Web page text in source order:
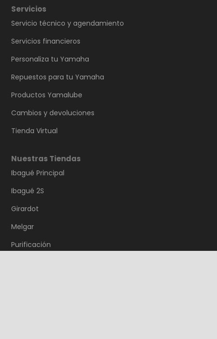
Servicios
Servicio técnico y agendamiento
Servicios financieros
Personaliza tu Yamaha
Repuestos para tu Yamaha
Productos Yamalube
Cambios y devoluciones
Tienda Virtual
Nuestras Tiendas
Ibagué Principal
Ibagué 2S
Girardot
Melgar
Purificación